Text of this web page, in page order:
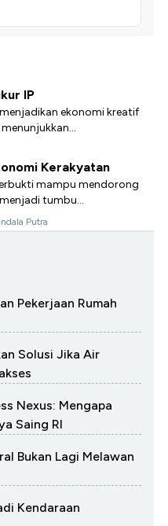
IP
ekonomi kreatif
Kerakyatan
mampu mendorong
tumbu...
Putra
Pekerjaan Rumah
Solusi Jika Air
Nexus: Mengapa
Saing RI
Bukan Lagi Melawan
Kendaraan